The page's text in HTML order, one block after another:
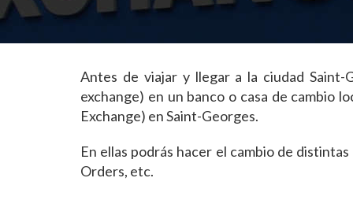
Antes de viajar y llegar a la ciudad Saint-
exchange) en un banco o casa de cambio
Exchange) en Saint-Georges.
En ellas podrás hacer el cambio de
Orders, etc.